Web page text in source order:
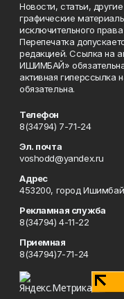
Новости, статьи,
графические
исключительного
Перепечатка
редакцией. Ссылка на
ИШИМБАЙ»
активная
обязательна.
Телефон
8(34794) 7-71-24
Эл. почта
voshodd@yandex.ru
Адрес
453200, город
Рекламная служба
8(34794) 4-11-22
Приемная
8(34794)7-71-24